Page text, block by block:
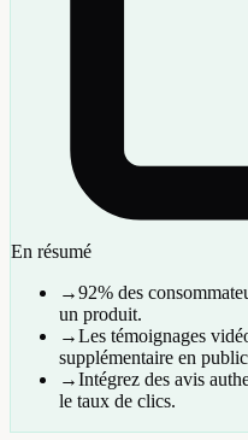
En résumé
→92% des
un produit.
→Les témoignages
supplémentaire en
→Intégrez des avis
le taux de clics.